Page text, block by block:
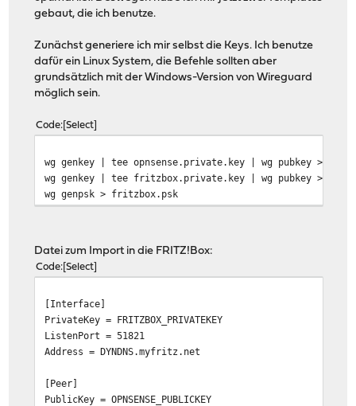
gebaut, die ich benutze.
Zunächst generiere ich mir selbst die Keys. Ich benutze
dafür ein Linux System, die Befehle sollten aber
grundsätzlich mit der Windows-Version von Wireguard
möglich sein.
Code Select
wg genkey | tee opnsense.private.key | wg pubkey >
wg genkey | tee fritzbox.private.key | wg pubkey >
wg genpsk > fritzbox.psk
Datei zum Import in die FRITZ!Box:
Code Select
[Interface]
PrivateKey = FRITZBOX_PRIVATEKEY
ListenPort = 51821
Address = DYNDNS.myfritz.net
[Peer]
PublicKey = OPNSENSE_PUBLICKEY